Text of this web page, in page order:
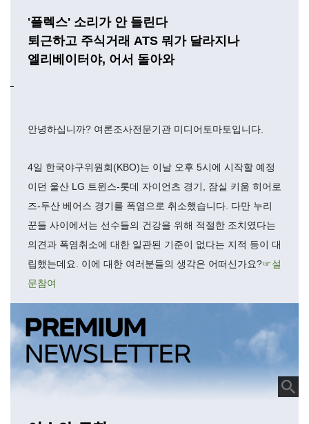
'플렉스' 소리가 안 들린다
퇴근하고 주식거래 ATS 뭐가 달라지나
엘리베이터야, 어서 돌아와
안녕하십니까? 여론조사전문기관 미디어토마토입니다.
4일 한국야구위원회(KBO)는 이날 오후 5시에 시작할 예정
이던 울산 LG 트윈스-롯데 자이언츠 경기, 잠실 키움 히어로
즈-두산 베어스 경기를 폭염으로 취소했습니다. 다만 누리
꾼들 사이에서는 선수들의 건강을 위해 적절한 조치였다는
의견과 폭염취소에 대한 일관된 기준이 없다는 지적 등이 대
립했는데요. 이에 대한 여러분들의 생각은 어떠신가요?☞설
문참여